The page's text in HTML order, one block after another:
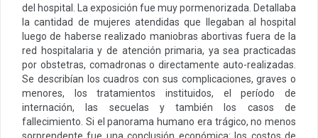
del hospital. La exposición fue muy pormenorizada. Detallaba
la cantidad de mujeres atendidas que llegaban al hospital
luego de haberse realizado maniobras abortivas fuera de la
red hospitalaria y de atención primaria, ya sea practicadas
por obstetras, comadronas o directamente auto-realizadas.
Se describían los cuadros con sus complicaciones, graves o
menores, los tratamientos instituidos, el período de
internación, las secuelas y también los casos de
fallecimiento. Si el panorama humano era trágico, no menos